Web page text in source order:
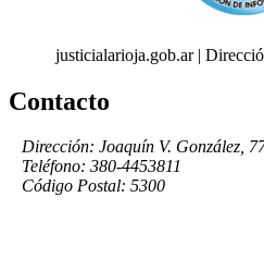
justicialarioja.gob.ar |
Contacto
Dirección: Joaquín V. González,
Teléfono: 380-4453811
Código Postal: 5300